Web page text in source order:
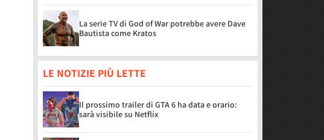
La serie TV di God of War potrebbe avere Dave
Bautista come Kratos
LE NOTIZIE PIÙ LETTE
Il prossimo trailer di GTA 6 ha data e orario:
sarà visibile su Netflix